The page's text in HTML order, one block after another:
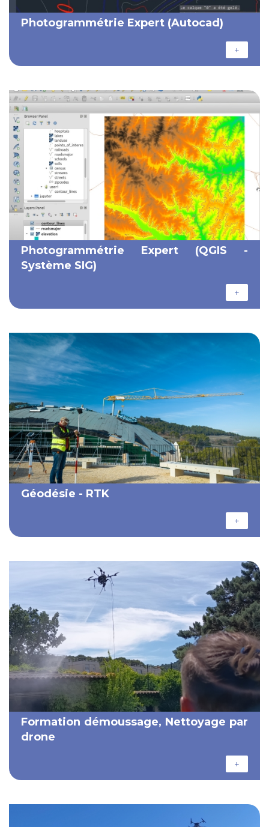
Photogrammétrie Expert (Autocad)
+
Photogrammétrie Expert (QGIS -
Système SIG)
+
Géodésie - RTK
+
Formation démoussage, Nettoyage par
drone
+